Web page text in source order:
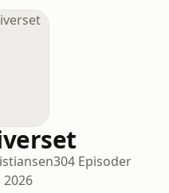
304 Episoder
2026